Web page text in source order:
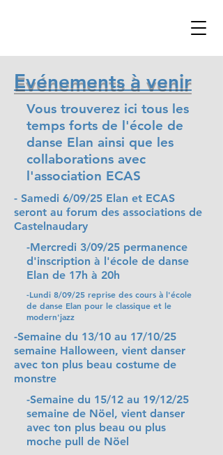
Evénements à venir
Vous trouverez ici tous les
temps forts de l'école de
danse Elan ainsi que les
collaborations avec
l'association ECAS
- Samedi 6/09/25 Elan et ECAS
seront au forum des associations de
Castelnaudary
-Mercredi 3/09/25 permanence
d'inscription à l'école de danse
Elan de 17h à 20h
-Lundi 8/09/25 reprise des cours à l'école
de danse Elan pour le classique et le
modern'jazz
-Semaine du 13/10 au 17/10/25
semaine Halloween, vient danser
avec ton plus beau costume de
monstre
-Semaine du 15/12 au 19/12/25
semaine de Nöel, vient danser
avec ton plus beau ou plus
moche pull de Nöel